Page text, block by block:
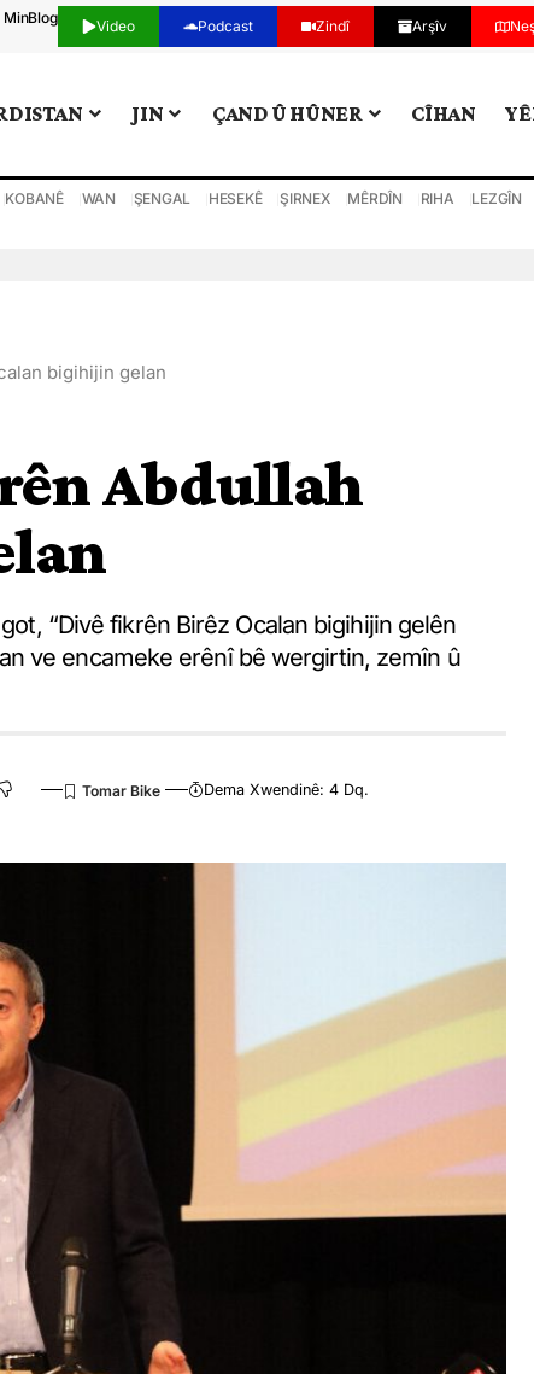
MinBlog Video Podcast Zindî Arşîv
JIN ÇAND Û HÛNER CÎHAN
KOBANÊ WAN ŞENGAL HESEKÊ ŞIRNEX MÊRDÎN RIHA LEZGÎN
bigihijin gelan
Abdullah
“Divê fikrên Birêz Ocalan bigihijin gelên
ve encameke erênî bê wergirtin, zemîn û
Dema Xwendinê: 4 Dq.